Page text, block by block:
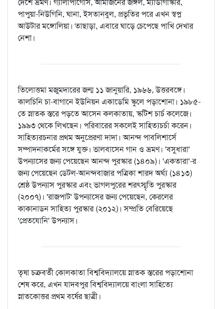
দেশে ভ্রমণ। গ্যালাপাগোস, আমাজনের জঙ্গল, ম্যাডাগাস্কার,
পাপুয়া-নিউগিনি, ঘানা, ইসতান্‌বুল, প্রভৃতির পরে এখন স্বপ্ন
আউটার মঙ্গোলিয়া। তাছাড়া, এবারে ঘাড়ে চেপেছে পাখি দেখার
নেশা।
তিলোত্তমা মজুমদারের জন্ম ১১ জানুয়ারি, ১৯৬৬, উত্তরবঙ্গে।
কালচিনি চা-বাগানে ইউনিয়ন একাডেমি স্কুলে পড়াশোনা। ১৯৮৫-
তে স্নাতক স্তরে পড়তে আসেন কলকাতায়, স্কটিশ চার্চ কলেজে।
১৯৯৩ থেকে লিখছেন। পরিবারের সকলেই সাহিত্যচর্চা করেন।
সাহিত্যরচনার প্রথম অনুপ্রেরণা দাদা। আনন্দ পাবলিশার্সে
সম্পাদনাকর্মের সঙ্গে যুক্ত। ভালবাসেন গান ও ভ্রমণ। 'বসুধারা'
উপন্যাসের জন্য পেয়েছেন আনন্দ পুরস্কার (১৪০৯)। 'একতারা'-র
জন্য পেয়েছেন ডেটল-আনন্দবাজার পত্রিকা শারদ অর্ঘ্য (১৪১৩)
শ্রেষ্ঠ উপন্যাস পুরস্কার এবং ভাগলপুরের শরৎস্মৃতি পুরস্কার
(২০০৭)। 'রাজপাট' উপন্যাসের জন্য পেয়েছেন, কেরলের
কাকানাডন সাহিত্য পুরস্কার (২০১২)। সম্প্রতি বেরিয়েছে
'প্রেতযোনি' উপন্যাস।
তৃষা চক্রবর্তী কোলকাতা বিশ্ববিদ্যালয়ে স্নাতক স্তরের পড়াশোনা
শেষ করে, এখন যাদবপুর বিশ্ববিদ্যালয়ে বাংলা সাহিত্যে
স্নাতকোত্তর প্রথম বর্ষের ছাত্রী।